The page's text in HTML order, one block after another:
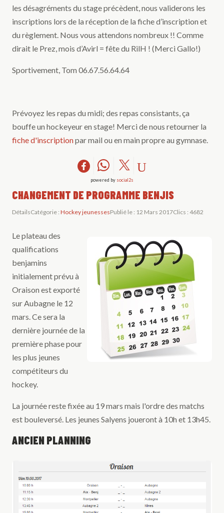
les désagréments du stage précèdent, nous validerons les
inscriptions lors de la réception de la fiche d’inscription et
du règlement. Nous vous attendons nombreux !! Comme
dirait le Prez, mois d’Avirl = fête du RilH ! (Merci Gallo!)
Sportivement, Tom 06.67.56.64.64
Prévoyez les repas du midi; des repas consistants, ça
bouffe un hockeyeur en stage! Merci de nous retourner la
fiche d'inscriptionpar mail ou en main propre au gymnase.
powered by social2s
CHANGEMENT DE PROGRAMME BENJIS
DétailsCatégorie : Hockey jeunessesPublié le : 12 Mars 2017Clics : 4682
Le plateau des
qualifications
benjamins
initialement prévu à
Oraison est exporté
sur Aubagne le 12
mars. Ce sera la
dernière journée de la
première phase pour
les plus jeunes
compétiteurs du
hockey.
La journée reste fixée au 19 mars mais l'ordre des matchs
est bouleversé. Les jeunes Salyens joueront à 10h et 13h45.
ANCIEN PLANNING